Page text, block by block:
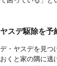
スデ駆除を予
・ヤスデを見つ
くと家の隅に逃